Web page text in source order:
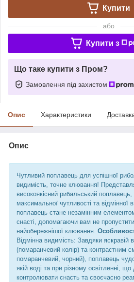
Купити
або
Купити з
Що таке купити з Пром?
Замовлення під захистом
Опис Характеристики
Опис
Чутливий поплавець для успішної
видимість, точне клювання!
високоякісний рибальський
максимальної чутливості та відмінної
поплавець стане незамінним
снасті, допомагаючи вам не
найобережнішої клювання.
Відмінна видимість: Завдяки яскравій
(помаранчевий колір) та контрастним
помаранчевий, чорний), поплавець
якій воді та при різному освітленні,
контролювати снасть та своєчасно